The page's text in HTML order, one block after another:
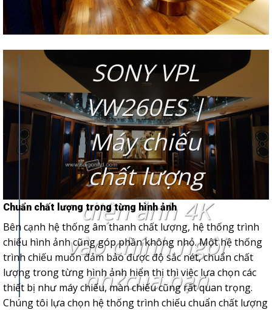
SONY VPL
VW260ES |
Máy chiếu
chất lượng
điện ảnh 4K
vào chính ngôi
nh?của bạn
Chuẩn chất lượng trong từng hình ảnh
Bên cạnh hệ thống âm thanh chất lượng, hệ thống trình
chiếu hình ảnh cũng góp phần không nhỏ. Một hệ thống
trình chiếu muốn đảm bảo được độ sắc nét, chuẩn chất
lượng trong từng hình ảnh hiển thị thì việc lựa chọn các
thiết bị như máy chiếu, màn chiếu cũng rất quan trọng.
Chúng tôi lựa chọn hệ thống trình chiếu chuẩn chất lượng